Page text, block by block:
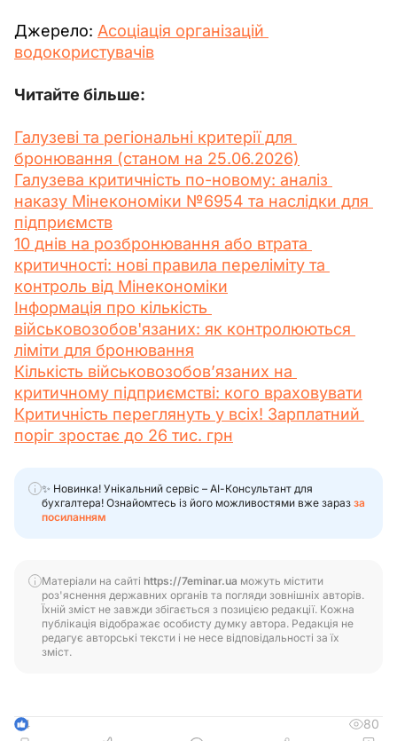
Джерело: Асоціація організацій
водокористувачів
Читайте більше:
Галузеві та регіональні критерії для
бронювання (станом на 25.06.2026)
Галузева критичність по-новому: аналіз
наказу Мінекономіки №6954 та наслідки для
підприємств
10 днів на розбронювання або втрата
критичності: нові правила переліміту та
контроль від Мінекономіки
Інформація про кількість
військовозобов'язаних: як контролюються
ліміти для бронювання
Кількість військовозобов’язаних на
критичному підприємстві: кого враховувати
Критичність переглянуть у всіх! Зарплатний
поріг зростає до 26 тис. грн
✨ Новинка! Унікальний сервіс – АІ-Консультант для
бухгалтера! Ознайомтесь із його можливостями вже зараз за
посиланням
Матеріали на сайті https://7eminar.ua можуть містити
роз'яснення державних органів та погляди зовнішніх авторів.
Їхній зміст не завжди збігається з позицією редакції. Кожна
публікація відображає особисту думку автора. Редакція не
редагує авторські тексти і не несе відповідальності за їх
зміст.
4 80